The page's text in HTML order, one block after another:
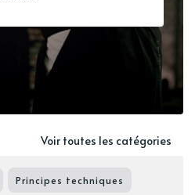
Voir toutes les catégories
Principes techniques